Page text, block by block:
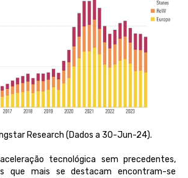
Research (Dados a 30-Jun-24).
tecnológica sem precedentes,
que mais se destacam encontram-se